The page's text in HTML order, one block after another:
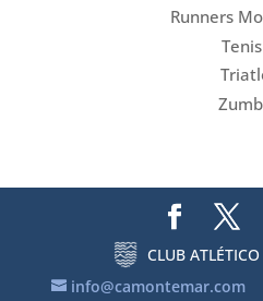
Runners
Tenis
CLUB
info@camontemar.com